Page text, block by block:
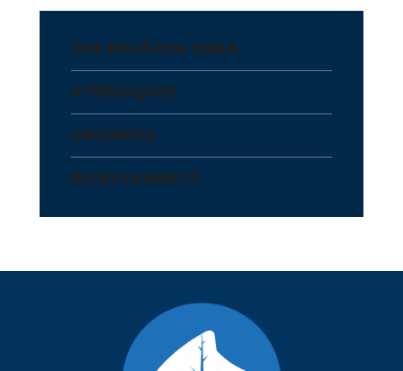
CIM REGIÃO DE LEIRIA
ATRIBUIÇÕES
ORGÂNICA
RECRUTAMENTO